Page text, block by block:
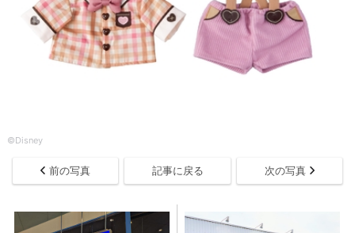
©Disney
前の写真 記事に戻る 次の写真